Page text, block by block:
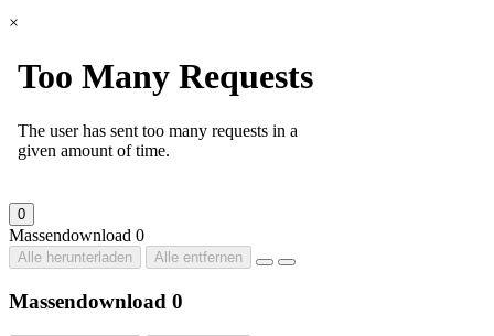
×
0
Massendownload 0
Alle herunterladen Alle entfernen
Massendownload 0